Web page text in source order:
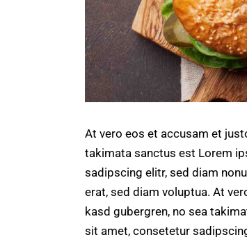
At vero eos et accusam et
takimata sanctus est Lorem
sadipscing elitr, sed diam
erat, sed diam voluptua. At
kasd gubergren, no sea
sit amet, consetetur